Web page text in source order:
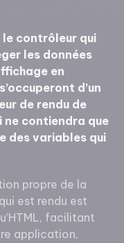
le contrôleur qui
les données
en
d’un
de rendu de
ne contiendra que
des variables qui
propre de la
est rendu est
facilitant
application,